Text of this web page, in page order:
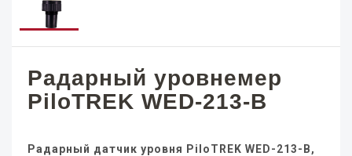
Радарный уровнемер
PiloTREK WED-213-B
Радарный датчик уровня PiloTREK WED-213-B,